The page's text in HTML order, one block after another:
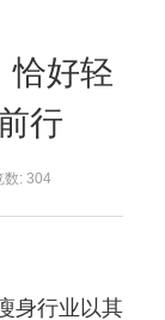
恰好轻
行
数: 304
身行业以其